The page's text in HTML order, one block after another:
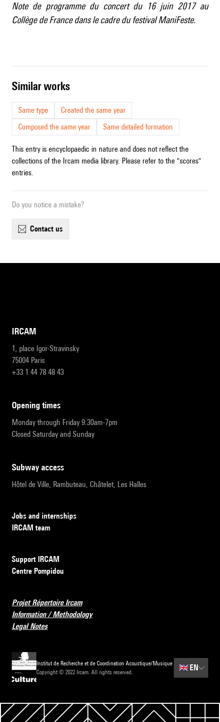
Note de programme du concert du 16 juin 2017 au
Collège de France dans le cadre du festival ManiFeste.
similar works
Same type
Created the same year
Composed the same year
Same detailed formation
This entry is encyclopaedic in nature and does not reflect the
collections of the Ircam media library. Please refer to the "scores"
entries.
Do you notice a mistake?
contact us
IRCAM
1, place Igor-Stravinsky
75004 Paris
+33 1 44 78 48 43
opening times
Monday through Friday 9:30am-7pm
Closed Saturday and Sunday
subway access
Hôtel de Ville, Rambuteau, Châtelet, Les Halles
Jobs and internships
IRCAM team
Support IRCAM
Centre Pompidou
Projet Répertoire Ircam
Information / Methodology
Legal Notes
Institut de Recherche et de Coordination Acoustique/Musique
Copyright © 2022 Ircam. All rights reserved.
🇬🇧 EN